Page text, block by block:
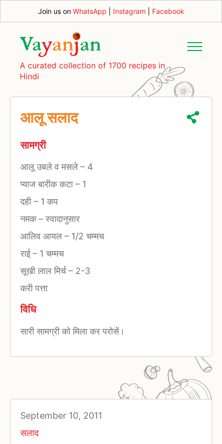
Join us on WhatsApp Instagram Facebook
A curated collection of 1700 recipes in
Hindi
आलू सलाद
सामग्री
आलू उबले व मसले – 4
प्याज बारीक कटा– 1
दही– 1 कप
नमक–स्वादानुसार
आलिव आयल – 1/2 चम्मच
राई– 1 चम्मच
सूखी लाल मिर्च– 2-3
करी पत्ता
विधि
सारी सामग्री को मिला कर परोसें।
September 10, 2011
सलाद